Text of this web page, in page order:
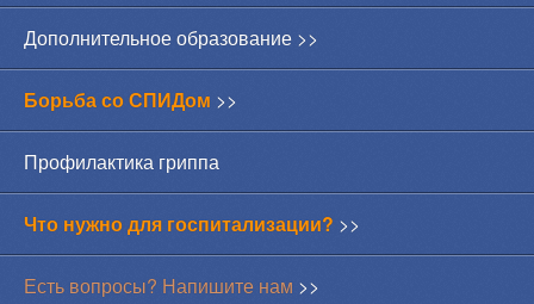
Дополнительное образование >>
Борьба со СПИДом >>
Профилактика гриппа
Что нужно для госпитализации? >>
Есть вопросы? Напишите нам >>